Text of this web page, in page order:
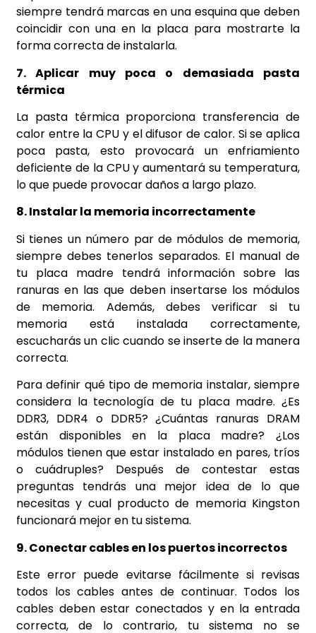
siempre tendrá marcas en una esquina que deben
coincidir con una en la placa para mostrarte la
forma correcta de instalarla.
7. Aplicar muy poca o demasiada pasta
térmica
La pasta térmica proporciona transferencia de
calor entre la CPU y el difusor de calor. Si se aplica
poca pasta, esto provocará un enfriamiento
deficiente de la CPU y aumentará su temperatura,
lo que puede provocar daños a largo plazo.
8. Instalar la memoria incorrectamente
Si tienes un número par de módulos de memoria,
siempre debes tenerlos separados. El manual de
tu placa madre tendrá información sobre las
ranuras en las que deben insertarse los módulos
de memoria. Además, debes verificar si tu
memoria está instalada correctamente,
escucharás un clic cuando se inserte de la manera
correcta.
Para definir qué tipo de memoria instalar, siempre
considera la tecnología de tu placa madre. ¿Es
DDR3, DDR4 o DDR5? ¿Cuántas ranuras DRAM
están disponibles en la placa madre? ¿Los
módulos tienen que estar instalado en pares, tríos
o cuádruples? Después de contestar estas
preguntas tendrás una mejor idea de lo que
necesitas y cual producto de memoria Kingston
funcionará mejor en tu sistema.
9. Conectar cables en los puertos incorrectos
Este error puede evitarse fácilmente si revisas
todos los cables antes de continuar. Todos los
cables deben estar conectados y en la entrada
correcta, de lo contrario, tu sistema no se